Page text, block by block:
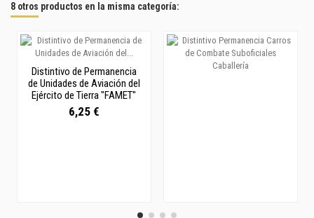
8 otros productos en la misma categoría:
Distintivo de Permanencia
de Unidades de Aviación del
Ejército de Tierra "FAMET"
6,25 €